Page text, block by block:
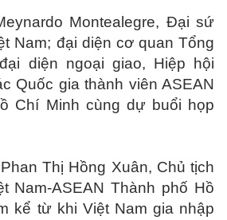
Montealegre, Đại sứ
Nam; đại diện cơ quan Tổng
diện ngoại giao, Hiệp hội
Quốc gia thành viên ASEAN
Chí Minh cùng dự buổi họp
Thị Hồng Xuân, Chủ tịch
Nam-ASEANThành phố Hồ
kể từ khi Việt Nam gia nhập